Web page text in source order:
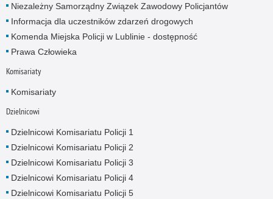
Niezależny Samorządny Związek Zawodowy Policjantów
Informacja dla uczestników zdarzeń drogowych
Komenda Miejska Policji w Lublinie - dostępność
Prawa Człowieka
Komisariaty
Komisariaty
Dzielnicowi
Dzielnicowi Komisariatu Policji 1
Dzielnicowi Komisariatu Policji 2
Dzielnicowi Komisariatu Policji 3
Dzielnicowi Komisariatu Policji 4
Dzielnicowi Komisariatu Policji 5